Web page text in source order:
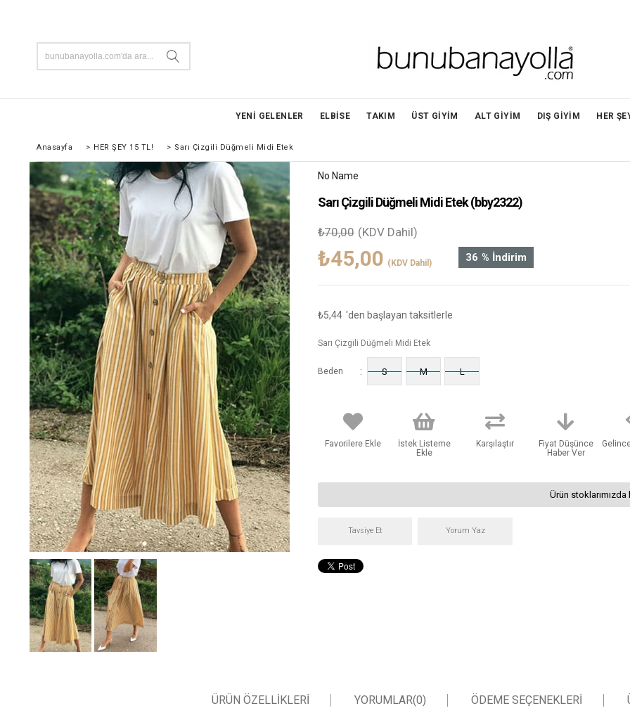
YENİ GELENLER ELBİSE TAKIM ÜST GİYİM ALT GİYİM DIŞ GİYİM HER
Anasayfa > HER ŞEY 15 TL! > Sarı Çizgili Düğmeli Midi Etek
No Name
Sarı Çizgili Düğmeli Midi Etek(bby2322)
%
36 İndirim
₺70,00 (KDV Dahil)
₺45,00 (KDV Dahil)
₺5,44 'den başlayan taksitlerle
Sarı Çizgili Düğmeli Midi Etek
Beden : S M L
Favorilere Ekle
İstek Listeme
Ekle
Karşılaştır
Fiyat Düşünce
Haber Ver
Ürün stoklarımızda
Tavsiye Et Yorum Yaz
ÜRÜN ÖZELLIKLERI YORUMLAR(0) ÖDEME SEÇENEKLERI